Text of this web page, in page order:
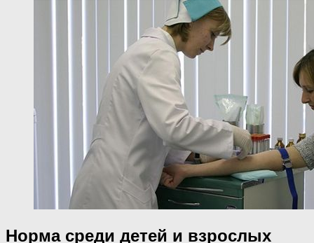
Норма среди детей и взрослых